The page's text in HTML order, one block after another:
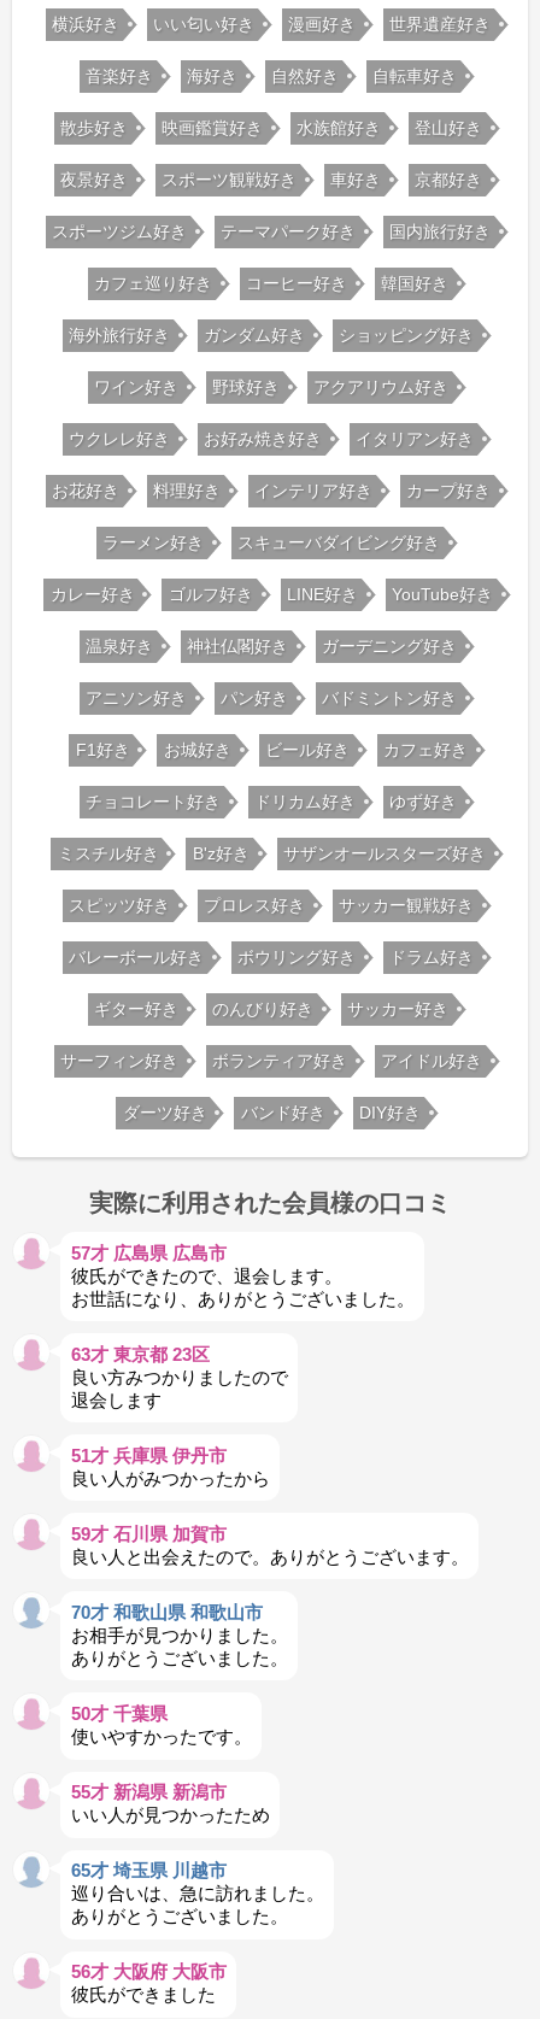
横浜好き いい匂い好き 漫画好き 世界遺産好き
音楽好き 海好き 自然好き 自転車好き
散歩好き 映画鑑賞好き 水族館好き 登山好き
夜景好き スポーツ観戦好き 車好き 京都好き
スポーツジム好き テーマパーク好き 国内旅行好き
カフェ巡り好き コーヒー好き 韓国好き
海外旅行好き ガンダム好き ショッピング好き
ワイン好き 野球好き アクアリウム好き
ウクレレ好き お好み焼き好き イタリアン好き
お花好き 料理好き インテリア好き カープ好き
ラーメン好き スキューバダイビング好き
カレー好き ゴルフ好き LINE好き YouTube好き
温泉好き 神社仏閣好き ガーデニング好き
アニソン好き パン好き バドミントン好き
F1好き お城好き ビール好き カフェ好き
チョコレート好き ドリカム好き ゆず好き
ミスチル好き B'z好き サザンオールスターズ好き
スピッツ好き プロレス好き サッカー観戦好き
バレーボール好き ボウリング好き ドラム好き
ギター好き のんびり好き サッカー好き
サーフィン好き ボランティア好き アイドル好き
ダーツ好き バンド好き DIY好き
実際に利用された会員様の口コミ
57才 広島県 広島市
彼氏ができたので、退会します。
お世話になり、ありがとうございました。
63才 東京都 23区
良い方みつかりましたので
退会します
51才 兵庫県 伊丹市
良い人がみつかったから
59才 石川県 加賀市
良い人と出会えたので。ありがとうございます。
70才 和歌山県 和歌山市
お相手が見つかりました。
ありがとうございました。
50才 千葉県
使いやすかったです。
55才 新潟県 新潟市
いい人が見つかったため
65才 埼玉県 川越市
巡り合いは、急に訪れました。
ありがとうございました。
56才 大阪府 大阪市
彼氏ができました